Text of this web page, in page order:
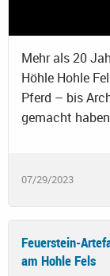
Mehr als 20
Höhle Hohle
Pferd – bis
gemacht
07/29/2023
Feuerstein-
am Hohle Fels